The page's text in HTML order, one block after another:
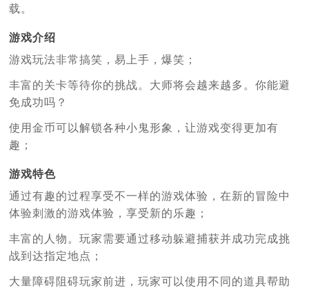
载。
游戏介绍
游戏玩法非常搞笑，易上手，爆笑；
丰富的关卡等待你的挑战。大师将会越来越多。你能避
免成功吗？
使用金币可以解锁各种小鬼形象，让游戏变得更加有
趣；
游戏特色
通过有趣的过程享受不一样的游戏体验，在新的冒险中
体验刺激的游戏体验，享受新的乐趣；
丰富的人物。玩家需要通过移动躲避捕获并成功完成挑
战到达指定地点；
大量障碍阻碍玩家前进，玩家可以使用不同的道具帮助